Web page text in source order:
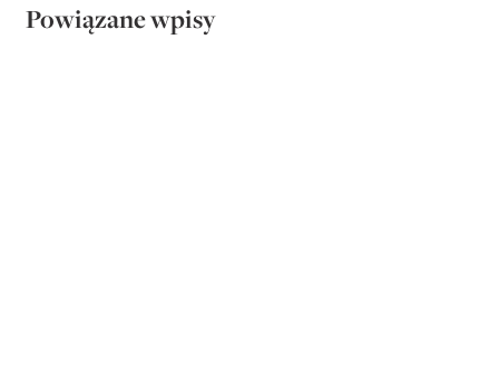
Powiązane wpisy